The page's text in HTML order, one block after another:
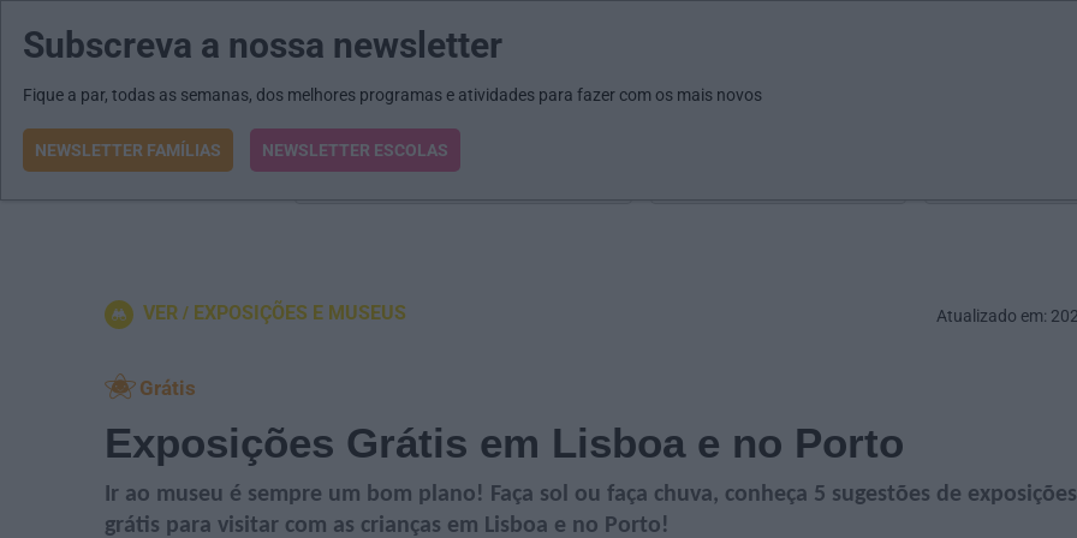
MENU MAIL JORNAIS
O que procura?
VER EXPOSIÇÕES E MUSEUS
Grátis
Exposições Grátis em Lisboa e no Porto
Ir ao museu é sempre um bom plano! Faça sol ou faça chuva, conheça 5 sugestões de exposições
grátis para visitar com as crianças em Lisboa e no Porto!
Atualizado em:
Subscreva a nossa newsletter
Fique a par, todas as semanas, dos melhores programas e atividades para fazer com os mais novos
NEWSLETTER FAMÍLIAS NEWSLETTER ESCOLAS